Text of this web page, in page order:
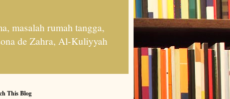
masalah rumah tangga,
de Zahra, Al-Kuliyyah
This Blog